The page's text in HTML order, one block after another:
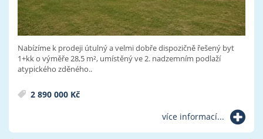
Nabízíme k prodeji útulný a velmi dobře dispozičně řešený byt
1+kk o výměře 28,5 m², umístěný ve 2. nadzemním podlaží
atypického zděného..
2 890 000 Kč
více informací...